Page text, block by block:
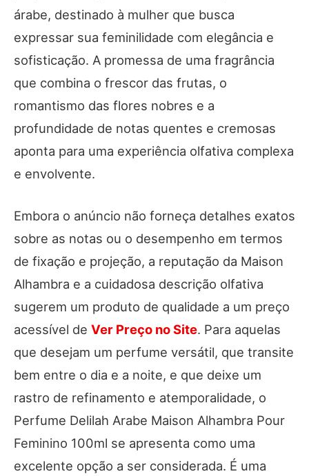
árabe, destinado à mulher que busca
expressar sua feminilidade com elegância e
sofisticação. A promessa de uma fragrância
que combina o frescor das frutas, o
romantismo das flores nobres e a
profundidade de notas quentes e cremosas
aponta para uma experiência olfativa complexa
e envolvente.
Embora o anúncio não forneça detalhes exatos
sobre as notas ou o desempenho em termos
de fixação e projeção, a reputação da Maison
Alhambra e a cuidadosa descrição olfativa
sugerem um produto de qualidade a um preço
acessível de Ver Preço no Site. Para aquelas
que desejam um perfume versátil, que transite
bem entre o dia e a noite, e que deixe um
rastro de refinamento e atemporalidade, o
Perfume Delilah Arabe Maison Alhambra Pour
Feminino 100ml se apresenta como uma
excelente opção a ser considerada. É uma